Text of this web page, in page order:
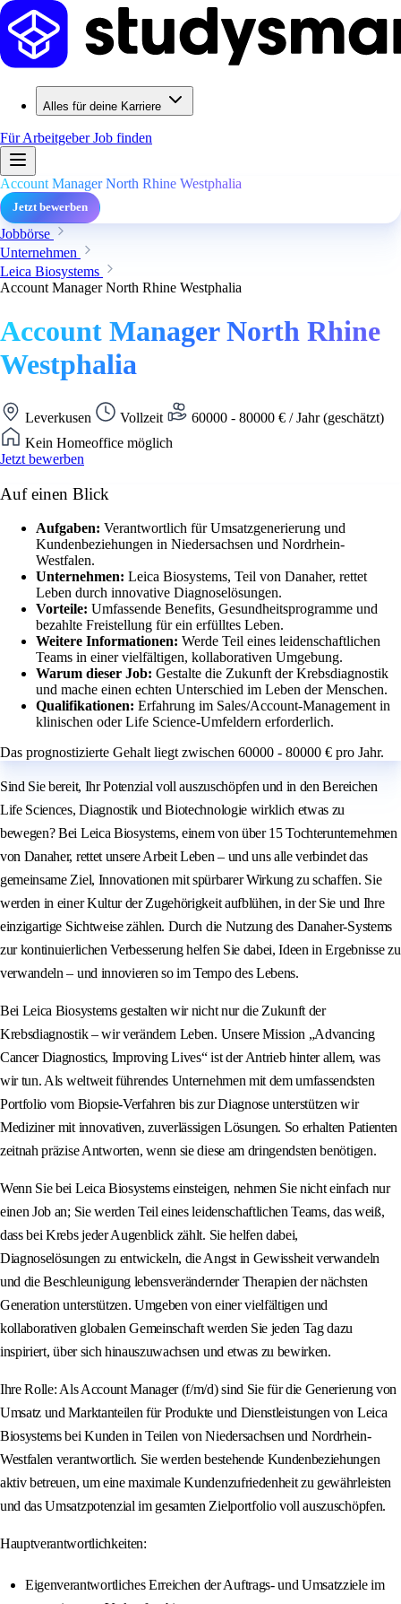
Alles für deine Karriere
Für ArbeitgeberJob finden
Account Manager North Rhine Westphalia
Jetzt bewerben
Jobbörse
Unternehmen
Leica Biosystems
Account Manager North Rhine Westphalia
Account Manager North Rhine
Westphalia
Leverkusen Vollzeit
60000 - 80000 € / Jahr (geschätzt)
Kein Homeoffice möglich
Jetzt bewerben
Auf einen Blick
Aufgaben: Verantwortlich für Umsatzgenerierung und
Kundenbeziehungen in Niedersachsen und Nordrhein-
Westfalen.
Unternehmen: Leica Biosystems, Teil von Danaher, rettet
Leben durch innovative Diagnoselösungen.
Vorteile: Umfassende Benefits, Gesundheitsprogramme und
bezahlte Freistellung für ein erfülltes Leben.
Weitere Informationen: Werde Teil eines leidenschaftlichen
Teams in einer vielfältigen, kollaborativen Umgebung.
Warum dieser Job: Gestalte die Zukunft der Krebsdiagnostik
und mache einen echten Unterschied im Leben der Menschen.
Qualifikationen: Erfahrung im Sales/Account-Management in
klinischen oder Life Science-Umfeldern erforderlich.
Das prognostizierte Gehalt liegt zwischen 60000 - 80000 € pro Jahr.
Sind Sie bereit, Ihr Potenzial voll auszuschöpfen und in den Bereichen
Life Sciences, Diagnostik und Biotechnologie wirklich etwas zu
bewegen? Bei Leica Biosystems, einem von über 15 Tochterunternehmen
von Danaher, rettet unsere Arbeit Leben – und uns alle verbindet das
gemeinsame Ziel, Innovationen mit spürbarer Wirkung zu schaffen. Sie
werden in einer Kultur der Zugehörigkeit aufblühen, in der Sie und Ihre
einzigartige Sichtweise zählen. Durch die Nutzung des Danaher-Systems
zur kontinuierlichen Verbesserung helfen Sie dabei, Ideen in Ergebnisse zu
verwandeln – und innovieren so im Tempo des Lebens.
Bei Leica Biosystems gestalten wir nicht nur die Zukunft der
Krebsdiagnostik – wir verändern Leben. Unsere Mission „Advancing
Cancer Diagnostics, Improving Lives“ ist der Antrieb hinter allem, was
wir tun. Als weltweit führendes Unternehmen mit dem umfassendsten
Portfolio vom Biopsie-Verfahren bis zur Diagnose unterstützen wir
Mediziner mit innovativen, zuverlässigen Lösungen. So erhalten Patienten
zeitnah präzise Antworten, wenn sie diese am dringendsten benötigen.
Wenn Sie bei Leica Biosystems einsteigen, nehmen Sie nicht einfach nur
einen Job an; Sie werden Teil eines leidenschaftlichen Teams, das weiß,
dass bei Krebs jeder Augenblick zählt. Sie helfen dabei,
Diagnoselösungen zu entwickeln, die Angst in Gewissheit verwandeln
und die Beschleunigung lebensverändernder Therapien der nächsten
Generation unterstützen. Umgeben von einer vielfältigen und
kollaborativen globalen Gemeinschaft werden Sie jeden Tag dazu
inspiriert, über sich hinauszuwachsen und etwas zu bewirken.
Ihre Rolle: Als Account Manager (f/m/d) sind Sie für die Generierung von
Umsatz und Marktanteilen für Produkte und Dienstleistungen von Leica
Biosystems bei Kunden in Teilen von Niedersachsen und Nordrhein-
Westfalen verantwortlich. Sie werden bestehende Kundenbeziehungen
aktiv betreuen, um eine maximale Kundenzufriedenheit zu gewährleisten
und das Umsatzpotenzial im gesamten Zielportfolio voll auszuschöpfen.
Hauptverantwortlichkeiten:
Eigenverantwortliches Erreichen der Auftrags- und Umsatzziele im